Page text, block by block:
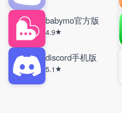
babymo官方版
4.9
discord手机版
5.1